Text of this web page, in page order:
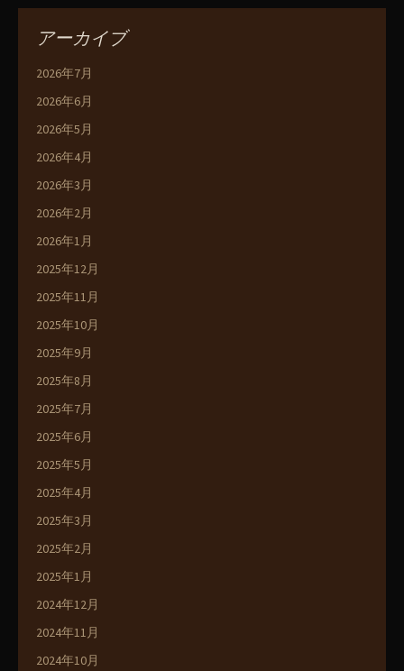
アーカイブ
2026年7月
2026年6月
2026年5月
2026年4月
2026年3月
2026年2月
2026年1月
2025年12月
2025年11月
2025年10月
2025年9月
2025年8月
2025年7月
2025年6月
2025年5月
2025年4月
2025年3月
2025年2月
2025年1月
2024年12月
2024年11月
2024年10月